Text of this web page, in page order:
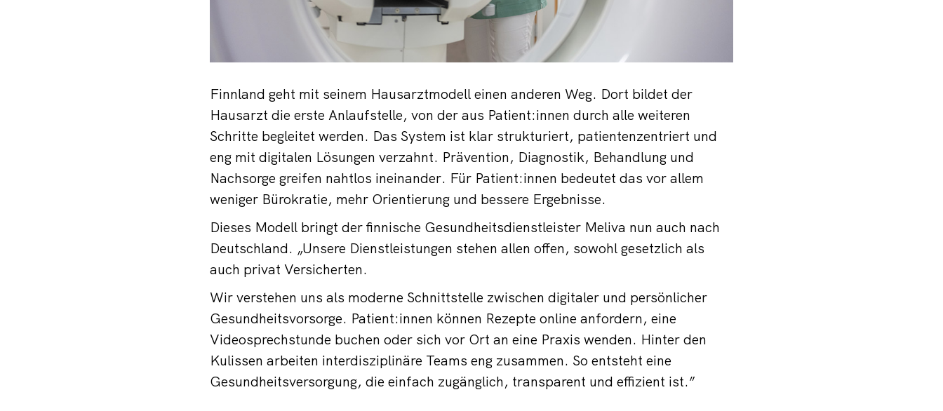
Finnland geht mit seinem Hausarztmodell einen anderen Weg. Dort bildet der
Hausarzt die erste Anlaufstelle, von der aus Patient:innen durch alle weiteren
Schritte begleitet werden. Das System ist klar strukturiert, patientenzentriert und
eng mit digitalen Lösungen verzahnt. Prävention, Diagnostik, Behandlung und
Nachsorge greifen nahtlos ineinander. Für Patient:innen bedeutet das vor allem
weniger Bürokratie, mehr Orientierung und bessere Ergebnisse.
Dieses Modell bringt der finnische Gesundheitsdienstleister Meliva nun auch nach
Deutschland. „Unsere Dienstleistungen stehen allen offen, sowohl gesetzlich als
auch privat Versicherten.
Wir verstehen uns als moderne Schnittstelle zwischen digitaler und persönlicher
Gesundheitsvorsorge. Patient:innen können Rezepte online anfordern, eine
Videosprechstunde buchen oder sich vor Ort an eine Praxis wenden. Hinter den
Kulissen arbeiten interdisziplinäre Teams eng zusammen. So entsteht eine
Gesundheitsversorgung, die einfach zugänglich, transparent und effizient ist.”